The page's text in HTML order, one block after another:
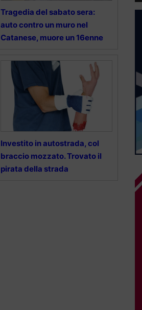
Tragedia del sabato sera:
auto contro un muro nel
Catanese, muore un 16enne
Investito in autostrada, col
braccio mozzato. Trovato il
pirata della strada